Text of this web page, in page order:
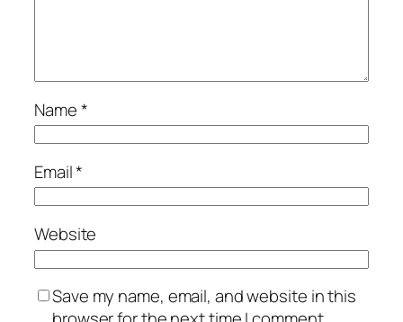
Name*
Email*
Website
Save my name, email, and website in this